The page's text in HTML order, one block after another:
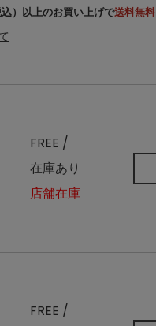
）以上のお買い上げで送料無料
FREE /
在庫あり
店舗在庫
FREE /